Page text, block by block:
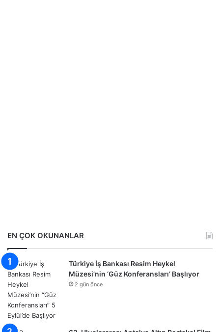
EN ÇOK OKUNANLAR
Türkiye İş Bankası Resim Heykel
Müzesi’nin ‘Güz Konferansları’ Başlıyor
2 gün önce